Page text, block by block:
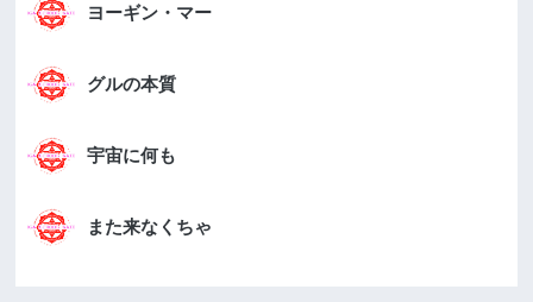
ヨーギン・マー
グルの本質
宇宙に何も
また来なくちゃ